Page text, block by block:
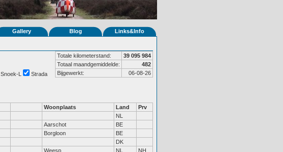
Gallery Blog Links&Info
Totale kilometerstand:
39 095 984
Totaal maandgemiddelde:
482
Bijgewerkt:
06-08-26
Snoek-L Strada
Woonplaats Land
Prv
NL
Aarschot
BE
Borgloon
BE
DK
Weesp NL
NH